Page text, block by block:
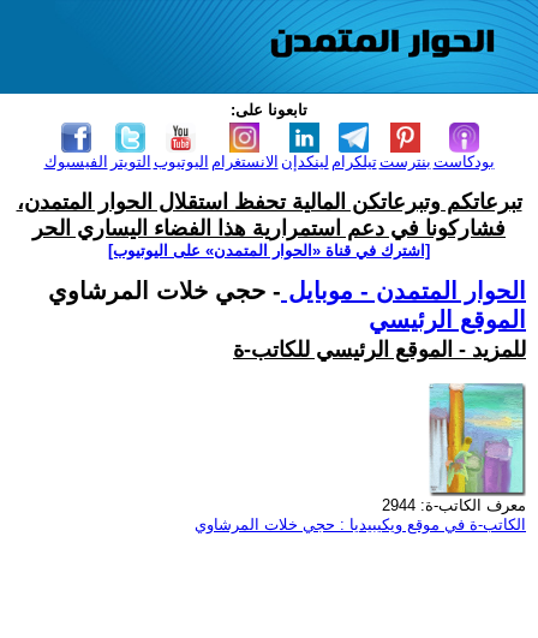
تابعونا على:
الفيسبوك التويتر اليوتيوب الانستغرام لينكدإن تيلكرامبنترست بودكاست
تبرعاتكم وتبرعاتكن المالية تحفظ استقلال الحوار المتمدن،
فشاركونا في دعم استمرارية هذا الفضاء اليساري الحر
[اشترك في قناة ‫«الحوار المتمدن» على اليوتيوب]
الحوار المتمدن - موبايل - حجي خلات المرشاوي
الموقع الرئيسي
للمزيد - الموقع الرئيسي للكاتب-ة
معرف الكاتب-ة: 2944
الكاتب-ة في موقع ويكيبيديا : حجي خلات المرشاوي